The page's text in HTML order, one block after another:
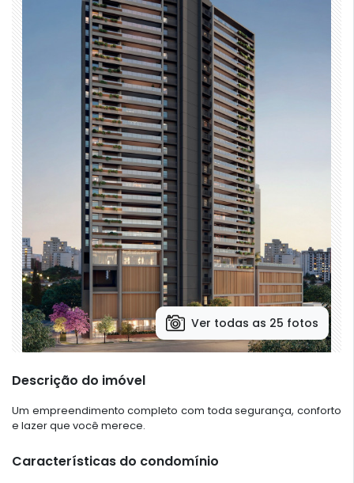
Ver todas as 25 fotos
Descrição do imóvel
Um empreendimento completo com toda segurança, conforto
e lazer que você merece.
Características do condomínio